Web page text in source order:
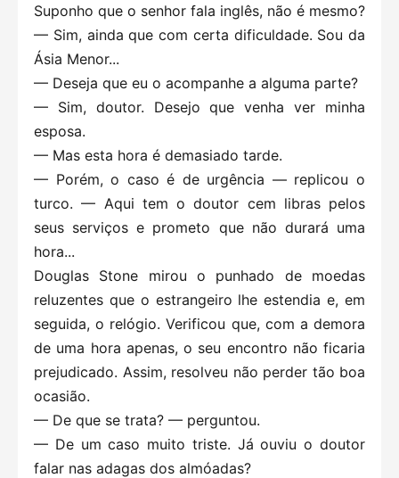
Suponho que o senhor fala inglês, não é mesmo?
— Sim, ainda que com certa dificuldade. Sou da
Ásia Menor...
— Deseja que eu o acompanhe a alguma parte?
— Sim, doutor. Desejo que venha ver minha
esposa.
— Mas esta hora é demasiado tarde.
— Porém, o caso é de urgência — replicou o
turco. — Aqui tem o doutor cem libras pelos
seus serviços e prometo que não durará uma
hora...
Douglas Stone mirou o punhado de moedas
reluzentes que o estrangeiro lhe estendia e, em
seguida, o relógio. Verificou que, com a demora
de uma hora apenas, o seu encontro não ficaria
prejudicado. Assim, resolveu não perder tão boa
ocasião.
— De que se trata? — perguntou.
— De um caso muito triste. Já ouviu o doutor
falar nas adagas dos almóadas?